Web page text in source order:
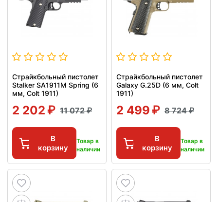
Страйкбольный пистолет
Stalker SA1911M Spring (6
мм, Colt 1911)
2 202 11 072
В
корзину
Товар в
наличии
Страйкбольный пистолет
Galaxy G.25D (6 мм, Colt
1911)
2 499 8 724
В
корзину
Товар в
наличии